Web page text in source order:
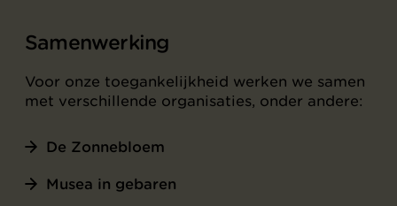
Samenwerking
Voor onze toegankelijkheid werken we samen
met verschillende organisaties, onder andere:
De Zonnebloem
Musea in gebaren